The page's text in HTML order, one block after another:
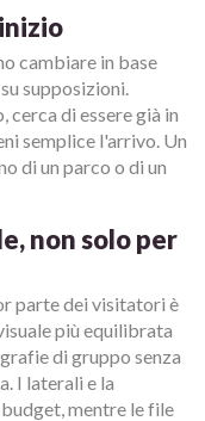
cambiare in base
supposizioni.
di essere già in
semplice l'arrivo. Un
di un parco o di un
non solo per
parte dei visitatori è
più equilibrata
di gruppo senza
I laterali e la
mentre le file